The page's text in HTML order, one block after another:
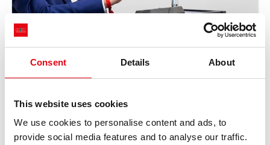
Consent Details About
This website uses cookies
We use cookies to personalise content and ads, to
provide social media features and to analyse our traffic.